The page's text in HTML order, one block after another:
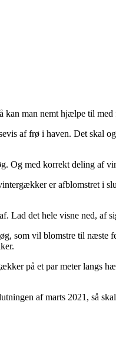
man nemt hjælpe til
af frø i haven. Det skal
Og med korrekt deling af
er afblomstret i
Lad det hele visne ned, af
som vil blomstre til
på et par meter langs
af marts 2021, så